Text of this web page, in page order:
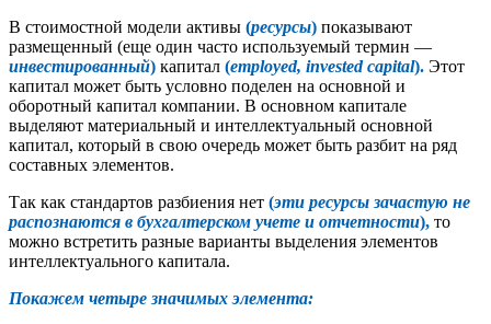
В стоимостной модели активы (ресурсы) показывают
размещенный (еще один часто используемый термин —
инвестированный) капитал (employed, invested capital). Этот
капитал может быть условно поделен на основной и
оборотный капитал компании. В основном капитале
выделяют материальный и интеллектуальный основной
капитал, который в свою очередь может быть разбит на ряд
составных элементов.
Так как стандартов разбиения нет (эти ресурсы зачастую не
распознаются в бухгалтерском учете и отчетности), то
можно встретить разные варианты выделения элементов
интеллектуального капитала.
Покажем четыре значимых элемента: